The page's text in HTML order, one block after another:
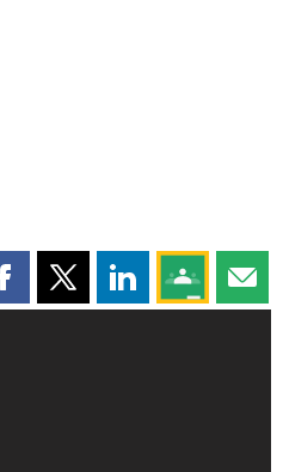
Partager cette page sur
Partager cette page sur X
Partager cette
Partagez